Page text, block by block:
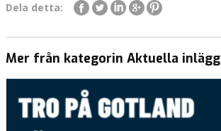
Dela detta:
Mer från kategorin Aktuella inlägg